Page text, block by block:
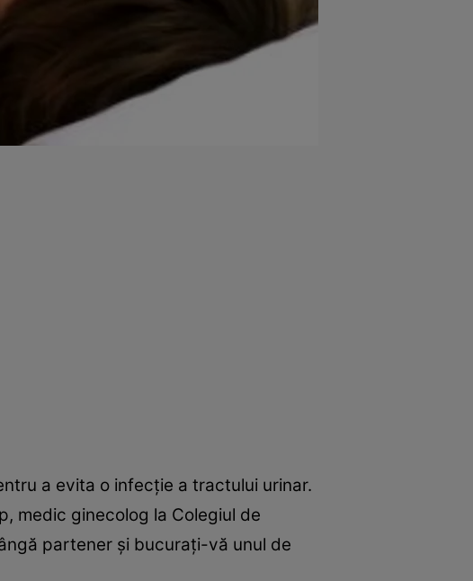
a evita o infecţie a tractului urinar.
medic ginecolog la Colegiul de
partener şi bucuraţi-vă unul de